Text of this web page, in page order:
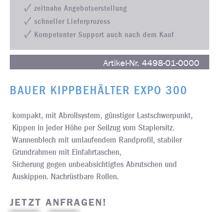
zeitnahe Angebotserstellung
schneller Lieferprozess
Kompetenter Support auch nach dem Kauf
Artikel-Nr. 4498-01-0000
BAUER KIPPBEHÄLTER EXPO 300
kompakt, mit Abrollsystem, günstiger Lastschwerpunkt,
Kippen in jeder Höhe per Seilzug vom Staplersitz.
Wannenblech mit umlaufendem Randprofil, stabiler
Grundrahmen mit Einfahrtaschen,
Sicherung gegen unbeabsichtigtes Abrutschen und
Auskippen. Nachrüstbare Rollen.
JETZT ANFRAGEN!